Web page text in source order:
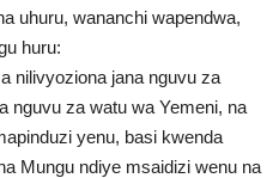
uhuru, wananchi wapendwa,
huru:
nilivyoziona jana nguvu za
nguvu za watu wa Yemeni, na
yenu, basi kwenda
Mungu ndiye msaidizi wenu na